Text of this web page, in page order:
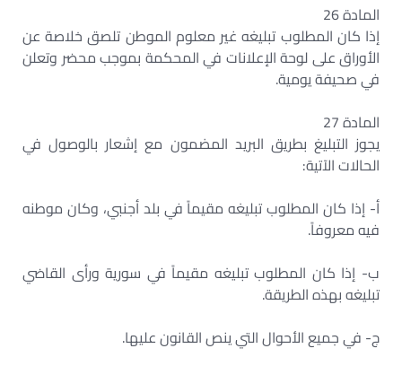
المادة 26
إذا كان المطلوب تبليغه غير معلوم الموطن تلصق خلاصة عن
الأوراق على لوحة الإعلانات في المحكمة بموجب محضر وتعلن
في صحيفة يومية.
المادة 27
يجوز التبليغ بطريق البريد المضمون مع إشعار بالوصول في
الحالات الآتية:
‌أ- إذا كان المطلوب تبليغه مقيماً في بلد أجنبي، وكان موطنه
فيه معروفاً.
‌ب- إذا كان المطلوب تبليغه مقيماً في سورية ورأى القاضي
تبليغه بهذه الطريقة.
‌ج- في جميع الأحوال التي ينص القانون عليها.